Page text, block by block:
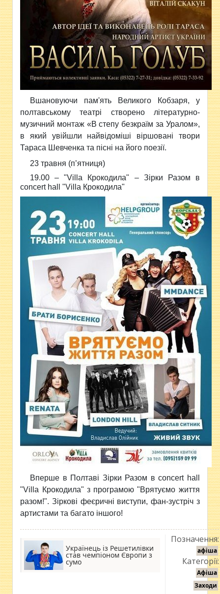
Вшановуючи пам'ять Великого Кобзаря, у
полтавському театрі створено літературно-
музичний монтаж «В степу безкраїм за Уралом»,
в який увійшли найвідоміші віршовані твори
Тараса Шевченка та пісні на його поезії.
23 травня (п’ятниця)
19.00 – "Villa Крокодила" – Зірки Разом в
concert hall "Villa Крокодила"
Вперше в Полтаві Зірки Разом в concert hall
"Villa Крокодила" з програмою "Врятуємо життя
разом!". Зіркові феєричні виступи, фан-зустріч з
артистами та багато іншого!
Українець із Решетилівки
став чемпіоном Європи з
сумо
Позначення:
афіша
Категорії:
Афіша
Заходи